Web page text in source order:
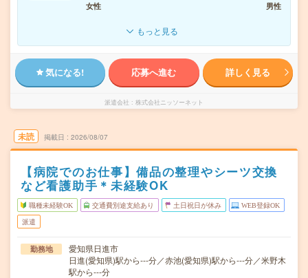
女性
男性
もっと見る
気になる! 応募へ進む 詳しく見る
派遣会社 株式会社ニッソーネット
未読 掲載日 2026/08/07
【病院でのお仕事】備品の整理やシーツ交換
など看護助手＊未経験OK
職種未経験OK 交通費別途支給あり 土日祝日が休み WEB登録OK
派遣
勤務地
愛知県日進市
日進(愛知県)駅から---分／赤池(愛知県)駅から---分／米野木
駅から---分